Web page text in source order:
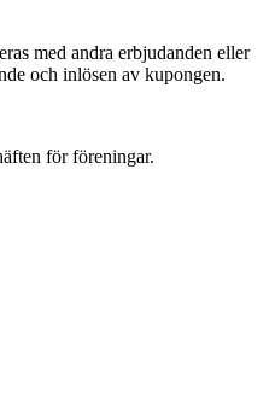
med andra erbjudanden eller
och inlösen av kupongen.
för föreningar.